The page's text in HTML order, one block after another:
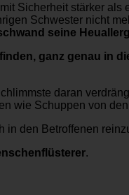
Sicherheit stärker
Schwester nicht
seine
ganz genau in
daran
wie Schuppen von
in den Betroffenen
.